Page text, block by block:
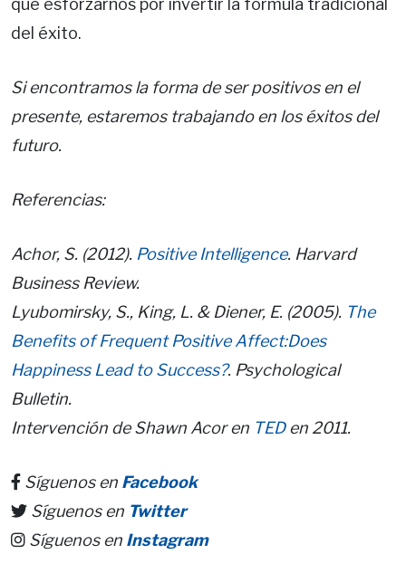
que esforzarnos por invertir la fórmula tradicional
del éxito.
Si encontramos la forma de ser positivos en el
presente, estaremos trabajando en los éxitos del
futuro.
Referencias:
Achor, S. (2012). Positive Intelligence. Harvard
Business Review.
Lyubomirsky, S., King, L. & Diener, E. (2005). The
Benefits of Frequent Positive Affect:Does
Happiness Lead to Success?. Psychological
Bulletin.
Intervención de Shawn Acor en TEDen 2011.
Síguenos en Facebook
Síguenos en Twitter
Síguenos en Instagram